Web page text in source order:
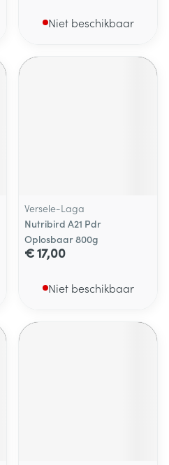
Niet beschikbaar
Versele-Laga
Nutribird A21 Pdr
Oplosbaar 800g
€ 17,00
Niet beschikbaar